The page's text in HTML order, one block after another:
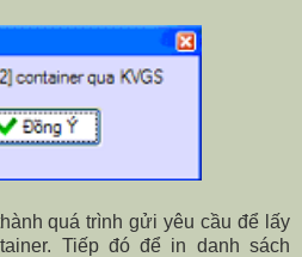
quá trình gửi yêu cầu để lấy
Tiếp đó để in danh sách